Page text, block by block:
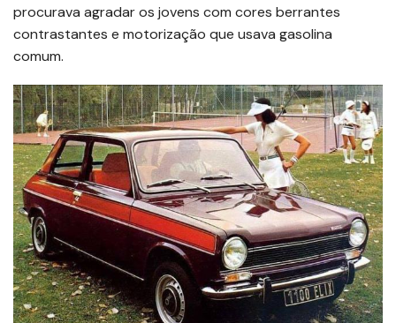
procurava agradar os jovens com cores berrantes
contrastantes e motorização que usava gasolina
comum.